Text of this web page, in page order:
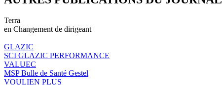
Terra
en Changement de dirigeant
GLAZIC
SCI GLAZIC PERFORMANCE
VALUEC
MSP Bulle de Santé Gestel
VOULIEN PLUS